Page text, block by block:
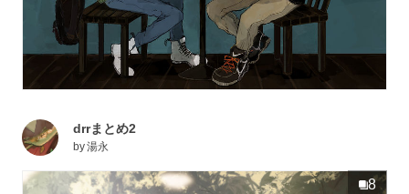
drrまとめ2
by湯永
8